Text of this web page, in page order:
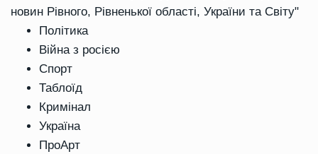
новин Рівного, Рівненької області, України та Світу"
Політика
Війна з росією
Спорт
Таблоїд
Кримінал
Україна
ПроАрт